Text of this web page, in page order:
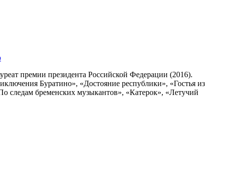
премии президента Российской Федерации (2016).
Буратино», «Достояние республики», «Гостья из
следам бременских музыкантов», «Катерок», «Летучий